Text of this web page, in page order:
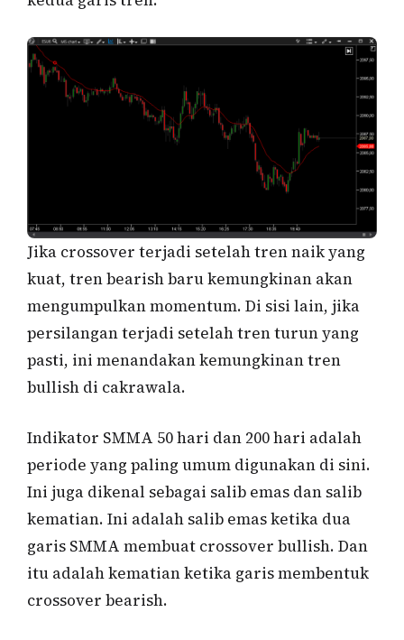
Jika crossover terjadi setelah tren naik yang
kuat, tren bearish baru kemungkinan akan
mengumpulkan momentum. Di sisi lain, jika
persilangan terjadi setelah tren turun yang
pasti, ini menandakan kemungkinan tren
bullish di cakrawala.
Indikator SMMA 50 hari dan 200 hari adalah
periode yang paling umum digunakan di sini.
Ini juga dikenal sebagai salib emas dan salib
kematian. Ini adalah salib emas ketika dua
garis SMMA membuat crossover bullish. Dan
itu adalah kematian ketika garis membentuk
crossover bearish.